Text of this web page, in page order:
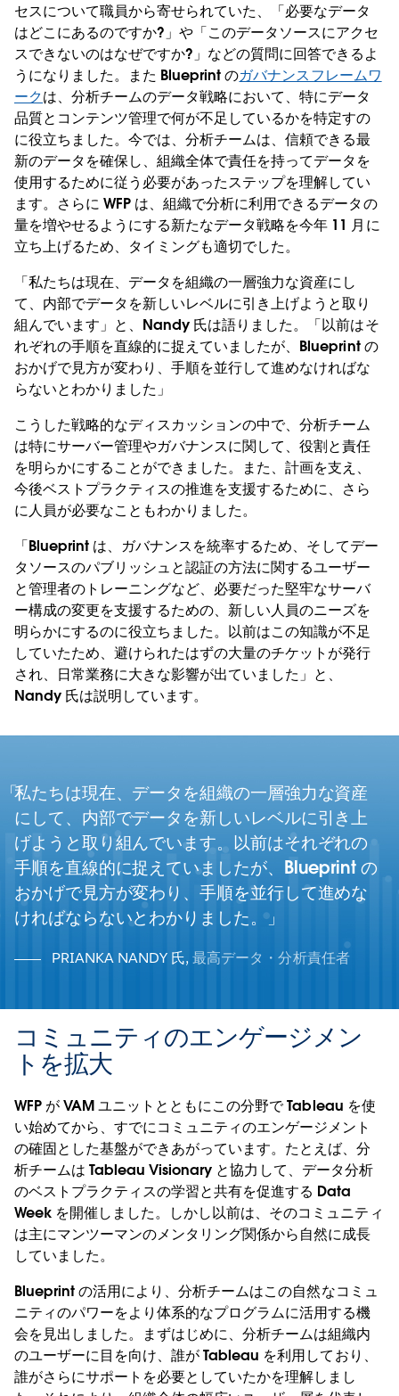
セスについて職員から寄せられていた、「必要なデータ
はどこにあるのですか?」や「このデータソースにアクセ
スできないのはなぜですか?」などの質問に回答できるよ
うになりました。また Blueprint のガバナンスフレームワ
ークは、分析チームのデータ戦略において、特にデータ
品質とコンテンツ管理で何が不足しているかを特定すの
に役立ちました。今では、分析チームは、信頼できる最
新のデータを確保し、組織全体で責任を持ってデータを
使用するために従う必要があったステップを理解してい
ます。さらに WFP は、組織で分析に利用できるデータの
量を増やせるようにする新たなデータ戦略を今年 11 月に
立ち上げるため、タイミングも適切でした。
「私たちは現在、データを組織の一層強力な資産にし
て、内部でデータを新しいレベルに引き上げようと取り
組んでいます」と、Nandy 氏は語りました。「以前はそ
れぞれの手順を直線的に捉えていましたが、Blueprint の
おかげで見方が変わり、手順を並行して進めなければな
らないとわかりました」
こうした戦略的なディスカッションの中で、分析チーム
は特にサーバー管理やガバナンスに関して、役割と責任
を明らかにすることができました。また、計画を支え、
今後ベストプラクティスの推進を支援するために、さら
に人員が必要なこともわかりました。
「Blueprint は、ガバナンスを統率するため、そしてデー
タソースのパブリッシュと認証の方法に関するユーザー
と管理者のトレーニングなど、必要だった堅牢なサーバ
ー構成の変更を支援するための、新しい人員のニーズを
明らかにするのに役立ちました。以前はこの知識が不足
していたため、避けられたはずの大量のチケットが発行
され、日常業務に大きな影響が出ていました」と、
Nandy 氏は説明しています。
私たちは現在、データを組織の一層強力な資産
にして、内部でデータを新しいレベルに引き上
げようと取り組んでいます。以前はそれぞれの
手順を直線的に捉えていましたが、Blueprint の
おかげで見方が変わり、手順を並行して進めな
ければならないとわかりました。
PRIANKA NANDY 氏, 最高データ・分析責任者
コミュニティのエンゲージメン
トを拡大
WFP が VAM ユニットとともにこの分野で Tableau を使
い始めてから、すでにコミュニティのエンゲージメント
の確固とした基盤ができあがっています。たとえば、分
析チームは Tableau Visionary と協力して、データ分析
のベストプラクティスの学習と共有を促進する Data
Week を開催しました。しかし以前は、そのコミュニティ
は主にマンツーマンのメンタリング関係から自然に成長
していました。
Blueprint の活用により、分析チームはこの自然なコミュ
ニティのパワーをより体系的なプログラムに活用する機
会を見出しました。まずはじめに、分析チームは組織内
のユーザーに目を向け、誰が Tableau を利用しており、
誰がさらにサポートを必要としていたかを理解しまし